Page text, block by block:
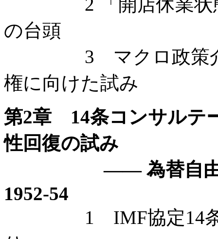
2 「開店休業状態
の台頭
3 マクロ政策介入
権に向けた試み
第2章 14条コンサルテ
性回復の試み
—— 為替自由化を
1952-54
1 IMF協定14条コ